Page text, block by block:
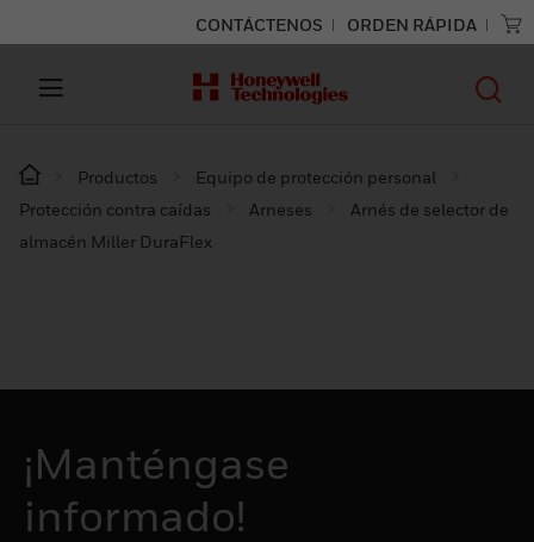
CONTÁCTENOS ORDEN RÁPIDA
Productos
Equipo de protección personal
Protección contra caídas
Arneses
Arnés de selector de
almacén Miller DuraFlex
¡Manténgase
informado!